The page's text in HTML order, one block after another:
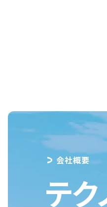
会社概要
テク